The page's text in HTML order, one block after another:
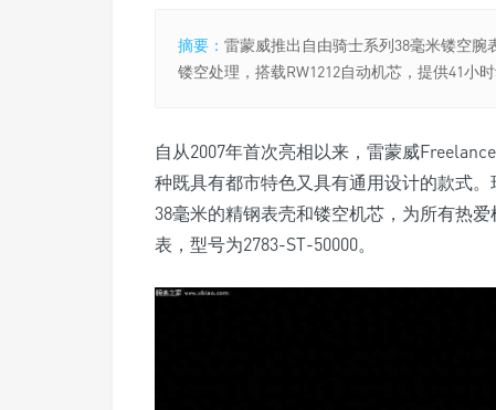
摘要： 雷蒙威推出自由骑士系列38毫米镂空腕
镂空处理，搭载RW1212自动机芯，提供41小
自从2007年首次亮相以来，雷蒙威
种既具有都市特色又具有通用设计的款式
38毫米的精钢表壳和镂空机芯，为所有热
表，型号为2783-ST-50000。